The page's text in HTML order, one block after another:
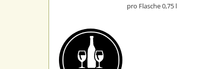
pro Flasche 0,75 l